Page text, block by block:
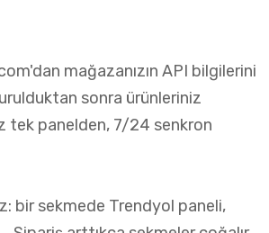
mağazanızın API bilgilerini
sonra ürünleriniz
tek panelden, 7/24 senkron
bir sekmede Trendyol paneli,